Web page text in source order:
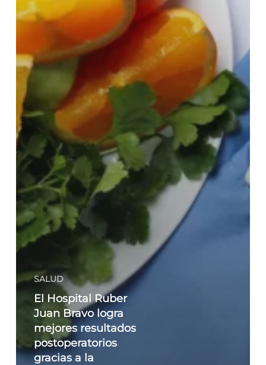
SALUD
El Hospital Ruber
Juan Bravo logra
mejores resultados
postoperatorios
gracias a la